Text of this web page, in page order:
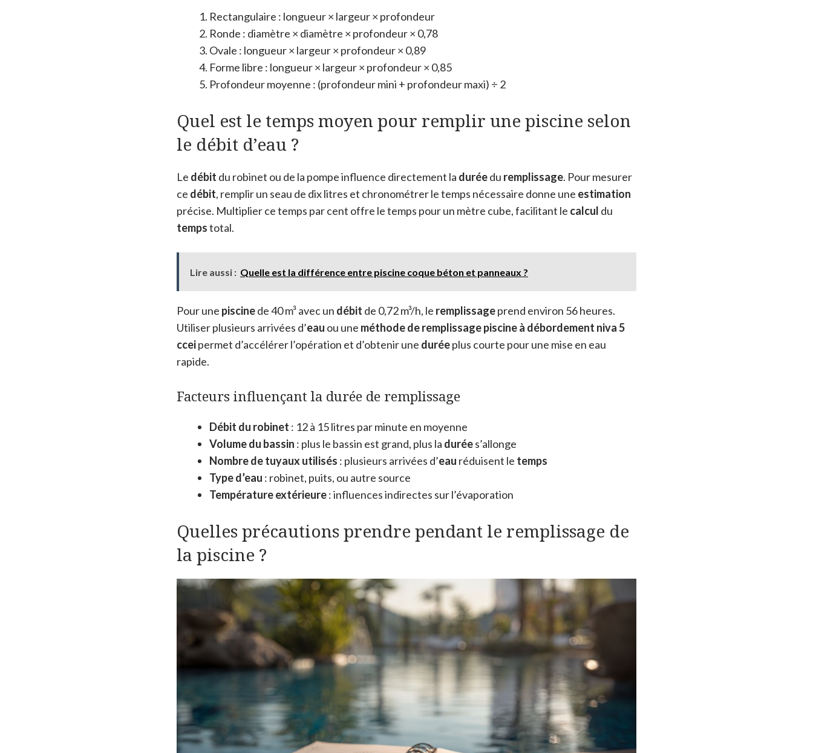
Rectangulaire : longueur × largeur × profondeur
Ronde : diamètre × diamètre × profondeur × 0,78
Ovale : longueur × largeur × profondeur × 0,89
Forme libre : longueur × largeur × profondeur × 0,85
Profondeur moyenne : (profondeur mini + profondeur maxi) ÷ 2
Quel est le temps moyen pour remplir une piscine selon
le débit d’eau ?
Le débit du robinet ou de la pompe influence directement la duréedu remplissage. Pour mesurer
ce débit, remplir un seau de dix litres et chronométrer le temps nécessaire donne une estimation
précise. Multiplier ce temps par cent offre le temps pour un mètre cube, facilitant le calcul du
tempstotal.
Lire aussi : Quelle est la différence entre piscine coque béton et panneaux ?
Pour une piscinede 40 m³ avec un débit de 0,72 m³/h, le remplissageprend environ 56 heures.
Utiliser plusieurs arrivées d’eau ou une méthode de remplissage piscine à débordement niva 5
cceipermet d’accélérer l’opération et d’obtenir une duréeplus courte pour une mise en eau
rapide.
Facteurs influençant la durée de remplissage
Débit du robinet : 12 à 15 litres par minute en moyenne
Volume du bassin : plus le bassin est grand, plus la durées’allonge
Nombre de tuyaux utilisés : plusieurs arrivées d’eau réduisent le temps
Type d’eau : robinet, puits, ou autre source
Température extérieure: influences indirectes sur l’évaporation
Quelles précautions prendre pendant le remplissage de
la piscine ?